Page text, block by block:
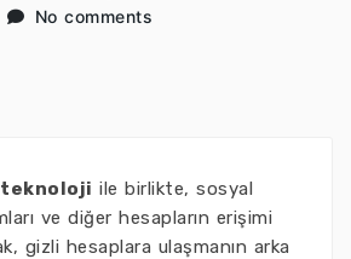
No comments
teknoloji ile birlikte, sosyal
ve diğer hesapların erişimi
gizli hesaplara ulaşmanın arka